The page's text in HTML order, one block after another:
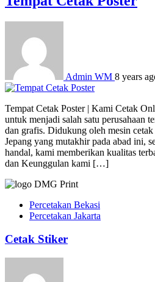
Admin WM 8 years
Tempat Cetak Poster | Kami Cetak
untuk menjadi salah satu perusahaan
dan grafis. Didukung oleh mesin
Jepang yang mutakhir pada abad ini,
handal, kami memberikan kualitas
dan Keunggulan kami […]
Percetakan Bekasi
Percetakan Jakarta
Cetak Stiker